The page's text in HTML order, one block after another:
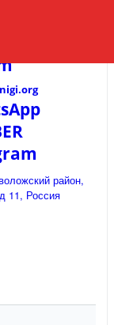
org
район,
11, Россия